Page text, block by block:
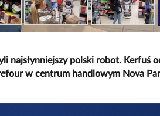
najsłynniejszy polski robot. Kerfuś
w centrum handlowym Nova